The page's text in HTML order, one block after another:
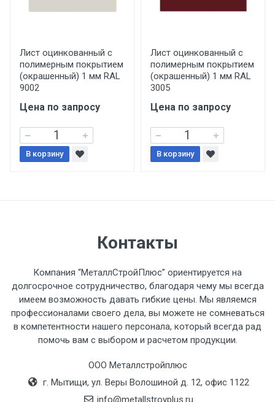
Ручная погрузка оплачивается
дополнительно в размере, установленном
поставщиком.
Уведомление об оплате обязательно.
При доставке товара, Клиент заранее
обязан обеспечить подъезные пути для
Стоимость доставки по РФ
Тип
транспорта
Ставка
по
ТТК Садовое
Лист оцинкованный с
полимерным покрытием
(окрашенный) 1 мм RAL
9002
Цена по запросу
В корзину
Лист оцинкованный с
полимерным покрытием
(окрашенный) 1 мм RAL
3005
Цена по запросу
В корзину
Контакты
Компания “МеталлСтройПлюс” ориентируется на
долгосрочное сотрудничество, благодаря чему мы всегда
имеем возможность давать гибкие цены. Мы являемся
профессионалами своего дела, вы можете не сомневаться
в компетентности нашего персонала, который всегда рад
помочь вам с выбором и расчетом продукции.
ООО Металлстройплюс
г. Мытищи, ул. Веры Волошиной д. 12, офис 1122
info@metallstroyplus.ru